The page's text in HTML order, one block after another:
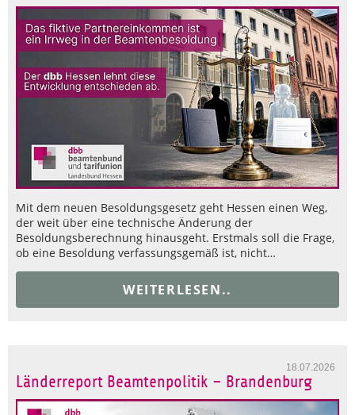
Mit dem neuen Besoldungsgesetz geht Hessen einen Weg,
der weit über eine technische Änderung der
Besoldungsberechnung hinausgeht. Erstmals soll die Frage,
ob eine Besoldung verfassungsgemäß ist, nicht…
WEITERLESEN..
18.07.2026
Länderreport Beamtenpolitik – Brandenburg